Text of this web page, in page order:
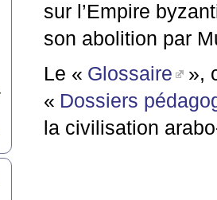
sur l’Empire
son abolition par
Le « Glossaire
»,
« Dossiers
la civilisation